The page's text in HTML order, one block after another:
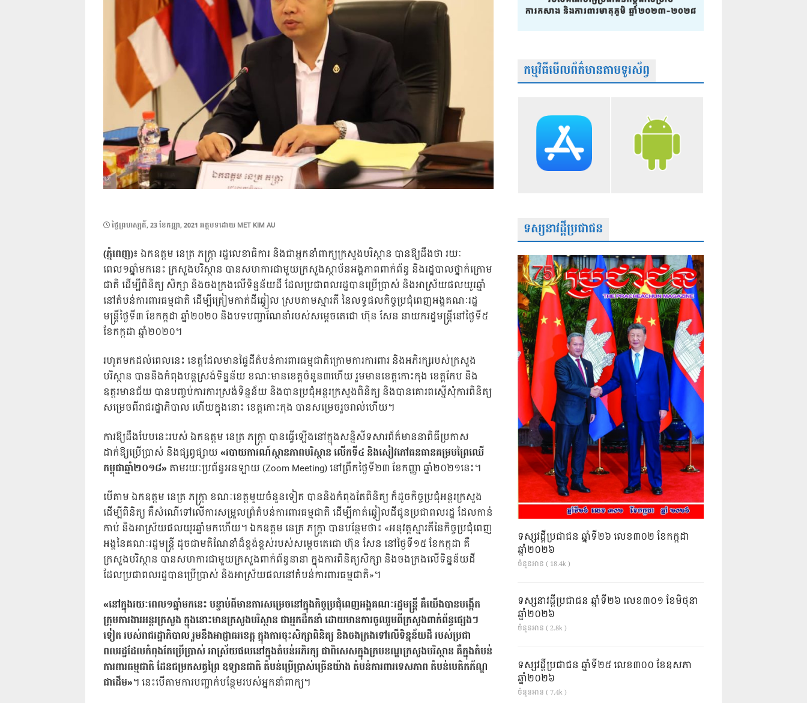
POSTED
ថ្ងៃ​ព្រហស្បតិ៍, 23 ខែ​កញ្ញា, 2021 អត្ថបទដោយ MET KIM AU
(ភ្នំពេញ)៖ឯកឧត្តម នេត្រ ភក្ត្រា រដ្ឋលេខាធិការ និងជាអ្នកនាំពាក្យក្រសួងបរិស្ថាន បានឱ្យដឹងថា រយៈ
ពេល១ឆ្នាំមកនេះ ក្រសួងបរិស្ថាន បានសហការជាមួយក្រសួងស្ថាប័នអង្គភាពពាក់ព័ន្ធ និងរដ្ឋបាលថ្នាក់ក្រោម
ជាតិ ដើម្បីពិនិត្យ សិក្សា និងចងក្រងលើទិន្នន័យដី ដែលប្រជាពលរដ្ឋបានប្រើប្រាស់ និងអាស្រ័យផលយូរឆ្នាំ
នៅតំបន់ការពារធម្មជាតិ ដើម្បីត្រៀមកាត់ដីឆ្វៀល ស្របតាមស្មារតី នៃលទ្ធផលកិច្ចប្រជុំពេញអង្គគណៈរដ្ឋ
មន្ត្រីថ្ងៃទី៣ ខែកក្កដា ឆ្នាំ២០២០ និងបទបញ្ជាណែនាំរបស់សម្តេចតេជោ ហ៊ុន សែន នាយករដ្ឋមន្ត្រីនៅថ្ងៃទី៥
ខែកក្កដា ឆ្នាំ២០២០។
រហូតមកដល់ពេលនេះ ខេត្តដែលមានផ្ទៃដីតំបន់ការពារធម្មជាតិក្រោមការការពារ និងអភិរក្សរបស់ក្រសួង
បរិស្ថាន បាននិងកំពុងបន្តស្រង់ទិន្នន័យ ខណៈមានខេត្តចំនួន៣ហើយ រួមមានខេត្តកោះកុង ខេត្តកែប និង
ឧត្តរមានជ័យ បានបញ្ចប់ការការស្រង់ទិន្នន័យ និងបានប្រជុំអន្តរក្រសួងពិនិត្យ និងបានគោរពស្នើសុំការពិនិត្យ
សម្រេចពីរាជរដ្ឋាភិបាល ហើយក្នុងនោះ ខេត្តកោះកុង បានសម្រេចរួចរាល់ហើយ។
ការឱ្យដឹងបែបនេះរបស់ ឯកឧត្តម នេត្រ ភក្ត្រា បានធ្វើឡើងនៅក្នុងសន្និសីទសារព័ត៌មាននាពិធីប្រកាស
ដាក់ឱ្យប្រើប្រាស់ និងផ្សព្វផ្សាយ«របាយការណ៍ស្ថានភាពបរិស្ថាន លើកទី៤ និងសៀវភៅធនធានគម្របព្រៃឈើ
កម្ពុជាឆ្នាំ២០១៨» តាមរយៈប្រព័ន្ធអនឡាយ (Zoom Meeting) នៅព្រឹកថ្ងៃទី២៣ ខែកញ្ញា ឆ្នាំ២០២១នេះ។
បើតាម ឯកឧត្តម នេត្រ ភក្ត្រា ខណៈខេត្តមួយចំនួនទៀត បាននិងកំពុងតែពិនិត្យ ក៏ដូចកិច្ចប្រជុំអន្តរក្រសួង
ដើម្បីពិនិត្យ គឺសំណើទៅលើការសម្រួលព្រំតំបន់ការពារធម្មជាតិ ដើម្បីកាត់ឆ្វៀលដីជូនប្រជាពលរដ្ឋ ដែលកាន់
កាប់ និងអាស្រ័យផលយូរឆ្នាំមកហើយ។ ឯកឧត្តម នេត្រ ភក្ត្រា បានបន្ថែមថា៖ «អនុវត្តស្មារតីនៃកិច្ចប្រជុំពេញ
អង្គនៃគណៈរដ្ឋមន្ត្រី ដូចជាមតិណែនាំដ៏ខ្ពង់ខ្ពស់របស់សម្តេចតេជោ ហ៊ុន សែន នៅថ្ងៃទី១៥ ខែកក្កដា គឺ
ក្រសួងបរិស្ថាន បានសហការជាមួយក្រសួងពាក់ព័ន្ធនានា ក្នុងការពិនិត្យសិក្សា និងចងក្រងលើទិន្នន័យដី
ដែលប្រជាពលរដ្ឋបានប្រើប្រាស់ និងអាស្រ័យផលនៅតំបន់ការពារធម្មជាតិ»។
«នៅក្នុងរយៈពេល១ឆ្នាំមកនេះ បន្ទាប់ពីមានការសម្រេចនៅក្នុងកិច្ចប្រជុំពេញអង្គគណៈរដ្ឋមន្ត្រី គឺយើងបានបង្កើត
ក្រុមការងារអន្តរក្រសួង ក្នុងនោះមានក្រសួងបរិស្ថាន ជាអ្នកដឹកនាំ ដោយមានការចូលរួមពីក្រសួងពាក់ព័ន្ធផ្សេងៗ
ទៀត របស់រាជរដ្ឋាភិបាល រួមនឹងអាជ្ញាធរខេត្ត ក្នុងការចុះសិក្សាពិនិត្យ និងចងក្រងទៅលើទិន្នន័យដី របស់ប្រជា
ពលរដ្ឋដែលកំពុងតែប្រើប្រាស់ អាស្រ័យផលនៅក្នុងតំបន់អភិរក្ស ជាពិសេសក្នុងក្របខណ្ឌក្រសួងបរិស្ថាន គឺក្នុងតំបន់
ការពារធម្មជាតិ ដែនជម្រកសត្វព្រៃ ឧទ្យានជាតិ តំបន់ប្រើប្រាស់ច្រើនយ៉ាង តំបន់ការពារទេសភាព តំបន់បេតិកភ័ណ្ឌ
ជាដើម»។ នេះបើតាមការបញ្ជាក់បន្ថែមរបស់អ្នកនាំពាក្យ។
កម្មវិធីមើលព័ត៌មានតាមទូរស័ព្វ
ទស្សនាវដ្តីប្រជាជន
ទស្សវដ្តីប្រជាជន ឆ្នាំទី២៦ លេខ៣០២ ខែកក្កដា
ឆ្នាំ២០២៦
ចំនួនអាន ( 18.4k )
ទស្សនាវដ្ដីប្រជាជន ឆ្នាំទី២៦ លេខ៣០១ ខែមិថុនា
ឆ្នាំ២០២៦
ចំនួនអាន ( 2.8k )
ទស្សវដ្តីប្រជាជន ឆ្នាំទី២៥ លេខ៣០០ ខែឧសភា
ឆ្នាំ២០២៦
ចំនួនអាន ( 7.4k )